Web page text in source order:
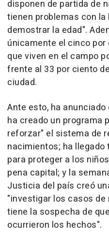
disponen de partida de
tienen problemas con la
demostrar la edad".
únicamente el cinco
que viven en el campo
frente al 33 por ciento
ciudad.
Ante esto, ha
ha creado un programa
reforzar" el sistema de
nacimientos; ha llegado
para proteger a los
pena capital; y la
Justicia del país creó
"investigar los casos
tiene la sospecha de
ocurrieron los hechos".